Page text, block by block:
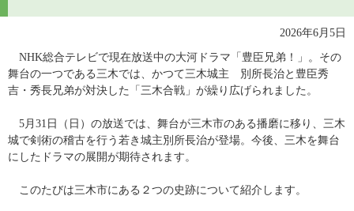
2026年6月5日
NHK総合テレビで現在放送中の大河ドラマ「豊臣兄弟！」。その
舞台の一つである三木では、かつて三木城主　別所長治と豊臣秀
吉・秀長兄弟が対決した「三木合戦」が繰り広げられました。
5月31日（日）の放送では、舞台が三木市のある播磨に移り、三木
城で剣術の稽古を行う若き城主別所長治が登場。今後、三木を舞台
にしたドラマの展開が期待されます。
このたびは三木市にある２つの史跡について紹介します。